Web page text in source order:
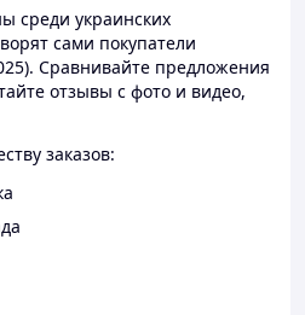
среди украинских
сами покупатели
Сравнивайте предложения
отзывы с фото и видео,
заказов: